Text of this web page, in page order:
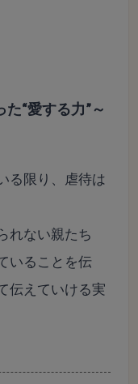
“愛する力”～
限り、
虐待は
れない親たち
いることを伝
伝えていける実